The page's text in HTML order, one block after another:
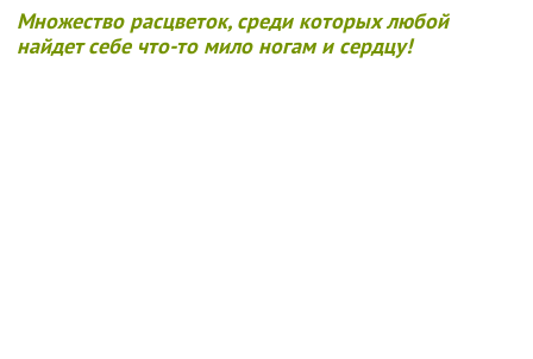
Множество расцветок, среди которых любой
найдет себе что-то мило ногам и сердцу!